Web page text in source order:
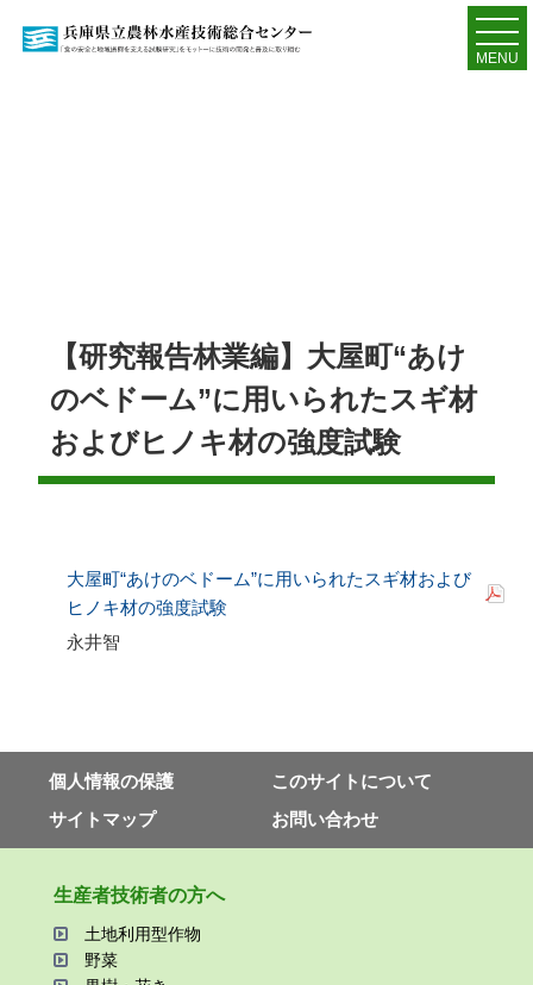
MENU
【研究報告林業編】大屋町“あけ
のベドーム”に用いられたスギ材
およびヒノキ材の強度試験
大屋町“あけのベドーム”に用いられたスギ材および
ヒノキ材の強度試験
永井智
個⼈情報の保護
このサイトについて
サイトマップ
お問い合わせ
⽣産者技術者の⽅へ
⼟地利⽤型作物
野菜